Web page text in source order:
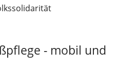
- mobil und